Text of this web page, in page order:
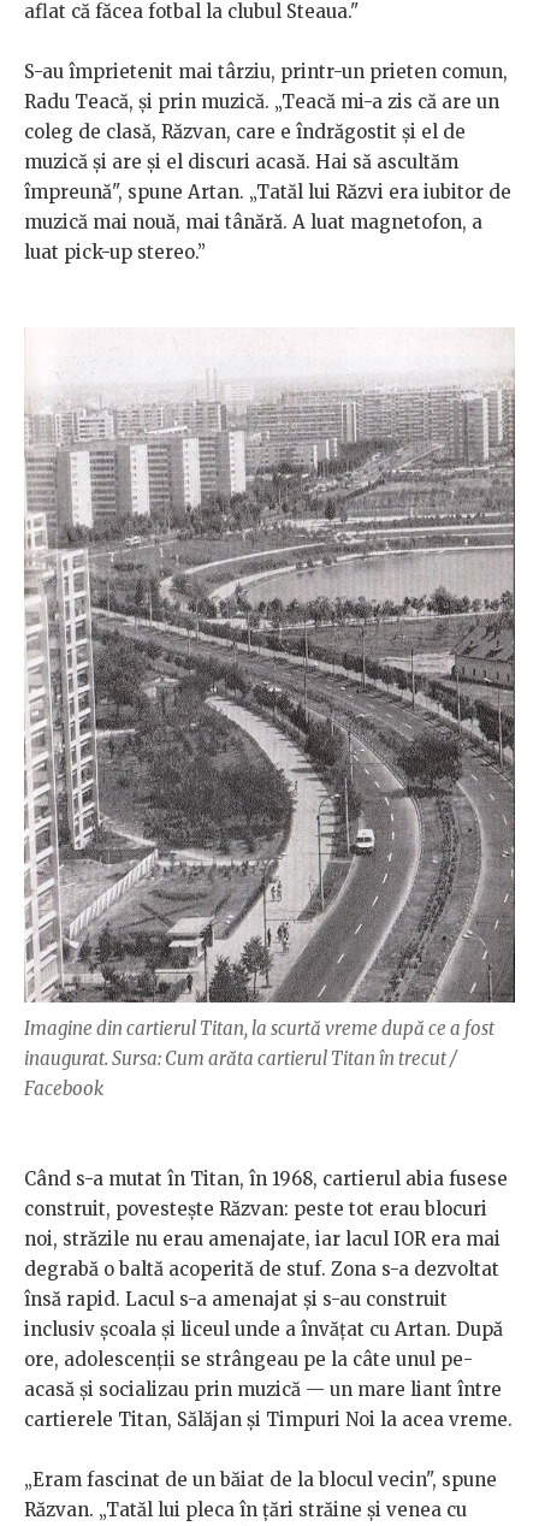
aflat că făcea fotbal la clubul Steaua."
S-au împrietenit mai târziu, printr-un prieten comun,
Radu Teacă, și prin muzică. „Teacă mi-a zis că are un
coleg de clasă, Răzvan, care e îndrăgostit și el de
muzică și are și el discuri acasă. Hai să ascultăm
împreună", spune Artan. „Tatăl lui Răzvi era iubitor de
muzică mai nouă, mai tânără. A luat magnetofon, a
luat pick-up stereo.”
Imagine din cartierul Titan, la scurtă vreme după ce a fost
inaugurat. Sursa: Cum arăta cartierul Titan în trecut /
Facebook
Când s-a mutat în Titan, în 1968, cartierul abia fusese
construit, povestește Răzvan: peste tot erau blocuri
noi, străzile nu erau amenajate, iar lacul IOR era mai
degrabă o baltă acoperită de stuf. Zona s-a dezvoltat
însă rapid. Lacul s-a amenajat și s-au construit
inclusiv școala și liceul unde a învățat cu Artan. După
ore, adolescenții se strângeau pe la câte unul pe-
acasă și socializau prin muzică — un mare liant între
cartierele Titan, Sălăjan și Timpuri Noi la acea vreme.
„Eram fascinat de un băiat de la blocul vecin", spune
Răzvan. „Tatăl lui pleca în țări străine și venea cu